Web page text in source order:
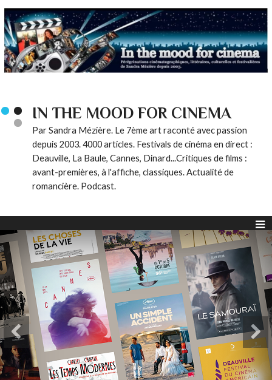
IN THE MOOD FOR CINEMA
Par Sandra Mézière. Le 7ème art raconté avec passion
depuis 2003. 4000 articles. Festivals de cinéma en direct :
Deauville, La Baule, Cannes, Dinard...Critiques de films :
avant-premières, à l'affiche, classiques. Actualité de
romancière. Podcast.